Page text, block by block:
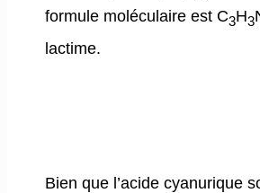
formule moléculaire est C3H3
lactime.
Bien que l’acide cyanurique